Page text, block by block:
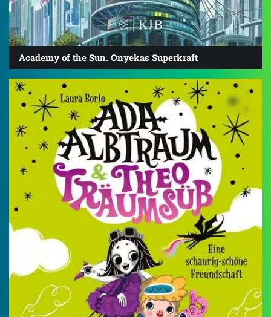
Academy of the Sun. Onyekas Superkraft